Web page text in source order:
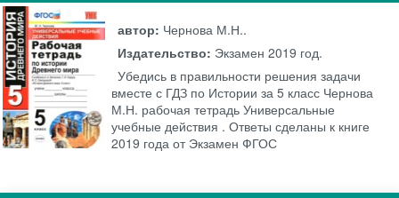
автор: Чернова М.Н..
Издательство: Экзамен 2019 год.
Убедись в правильности решения задачи
вместе с ГДЗ по Истории за 5 класс Чернова
М.Н. рабочая тетрадь Универсальные
учебные действия . Ответы сделаны к книге
2019 года от Экзамен ФГОС